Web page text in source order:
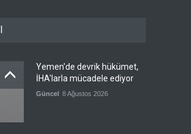
Yemen'de devrik hükümet,
İHA'larla mücadele ediyor
Güncel 8 Ağustos 2026